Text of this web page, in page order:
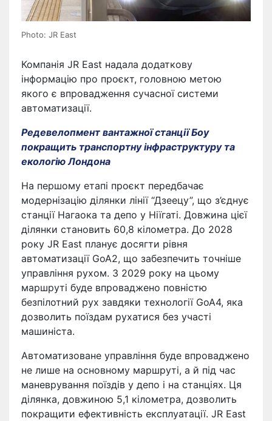
Photo: JR East
Компанія JR East надала додаткову
інформацію про проєкт, головною метою
якого є впровадження сучасної системи
автоматизації.
Редевелопмент вантажної станції Боу
покращить транспортну інфраструктуру та
екологію Лондона
На першому етапі проєкт передбачає
модернізацію ділянки лінії “Дзеецу”, що з’єднує
станції Нагаока та депо у Ніїгаті. Довжина цієї
ділянки становить 60,8 кілометра. До 2028
року JR East планує досягти рівня
автоматизації GoA2, що забезпечить точніше
управління рухом. З 2029 року на цьому
маршруті буде впроваджено повністю
безпілотний рух завдяки технології GoA4, яка
дозволить поїздам рухатися без участі
машиніста.
Автоматизоване управління буде впроваджено
не лише на основному маршруті, а й під час
маневрування поїздів у депо і на станціях. Ця
ділянка, довжиною 5,1 кілометра, дозволить
покращити ефективність експлуатації. JR East